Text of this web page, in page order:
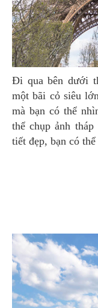
Đi qua bên dưới tháp Eiffel từ cầu Iéna, bạn sẽ thấy
một bãi cỏ siêu
mà bạn có thể
thể chụp ảnh
tiết đẹp, bạn có